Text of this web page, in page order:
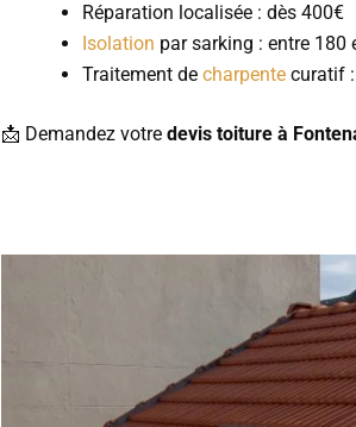
Réparation localisée : dès 400€
Isolation par sarking : entre 180
Traitement de charpente curatif
📩 Demandez votre devis toiture à